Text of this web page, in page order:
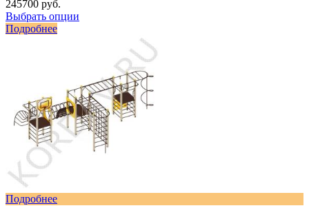
245700 руб.
Выбрать опции
Подробнее
Подробнее